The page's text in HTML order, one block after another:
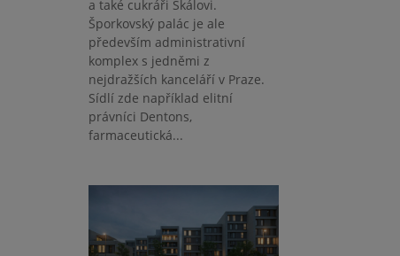
a také cukráři Skálovi.
Šporkovský palác je ale
především administrativní
komplex s jedněmi z
nejdražších kanceláří v Praze.
Sídlí zde například elitní
právníci Dentons,
farmaceutická...